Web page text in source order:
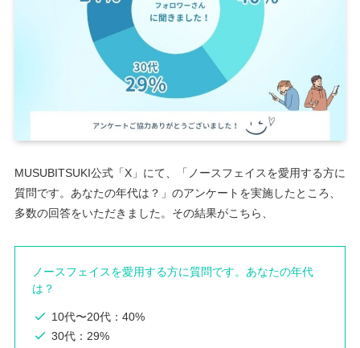
MUSUBITSUKI公式「X」にて、「ノースフェイスを愛用する方に
質問です。あなたの年代は？」のアンケートを実施したところ、
多数の回答をいただきました。その結果がこちら、
ノースフェイスを愛用する方に質問です。あなたの年代
は？
10代〜20代：40%
30代：29%